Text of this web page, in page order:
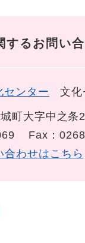
するお問い
センター 文化
町大字中之条
Fax：
合わせはこちら